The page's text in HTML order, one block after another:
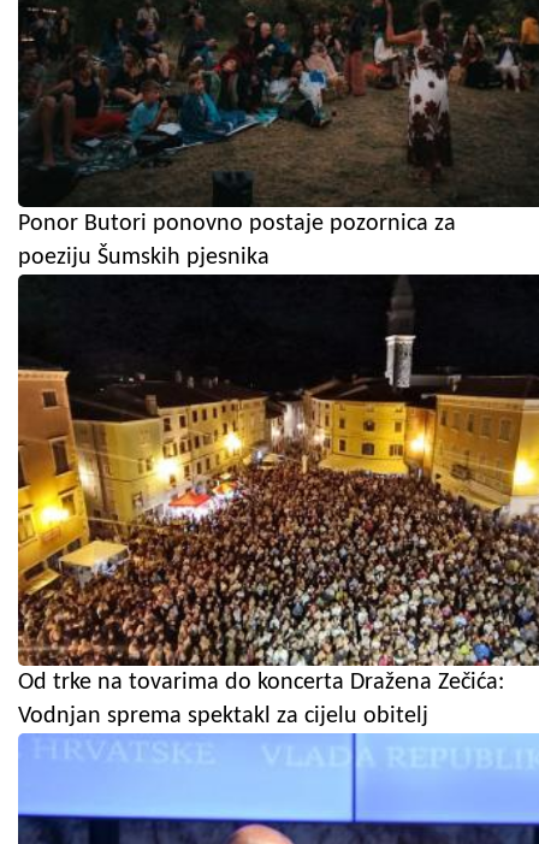
Ponor Butori ponovno postaje pozornica za
poeziju Šumskih pjesnika
Od trke na tovarima do koncerta Dražena Zečića:
Vodnjan sprema spektakl za cijelu obitelj